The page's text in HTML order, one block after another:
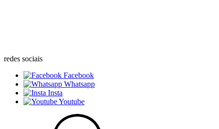
redes sociais
Facebook
Whatsapp
Insta
Youtube